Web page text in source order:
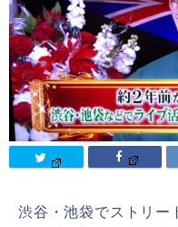
渋谷・池袋でストリー